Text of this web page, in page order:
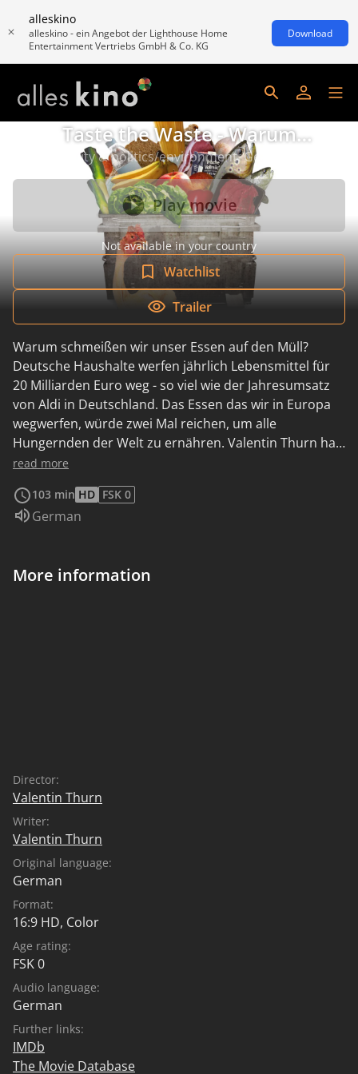
alleskino
alleskino - ein Angebot der Lighthouse Home
Entertainment Vertriebs GmbH & Co. KG
Download
Taste the Waste - Warum
schmeißen wir unser Essen auf den
Müll?
community & politics/environment, Germany 2020
Play movie
Not available in your country
Watchlist
Trailer
Warum schmeißen wir unser Essen auf den Müll?
Deutsche Haushalte werfen jährlich Lebensmittel für
20 Milliarden Euro weg - so viel wie der Jahresumsatz
von Aldi in Deutschland. Das Essen das wir in Europa
wegwerfen, würde zwei Mal reichen, um alle
Hungernden der Welt zu ernähren. Valentin Thurn hat
den Umgang mit Lebensmitteln international
Ergebnissen. Jeder zweite Kopfsalat wird aussortiert,
jedes fünfte Brot muss ungekauft entsorgt werden.
Schönheitsfehler entscheiden über ein Schicksal als
read more
103 min HD FSK 0
Audio language:
German
More information
Director:
Valentin Thurn
Writer:
Valentin Thurn
Original language:
German
Format:
16:9 HD, Color
Age rating:
FSK 0
Audio language:
German
Further links:
IMDb
The Movie Database